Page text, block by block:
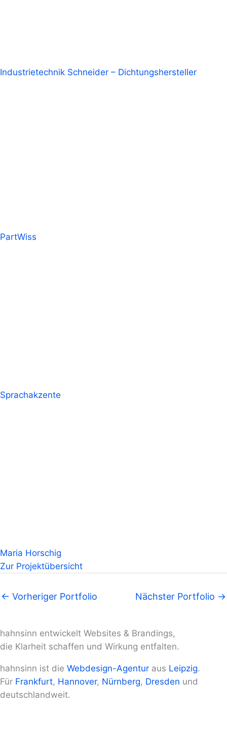
Industrietechnik Schneider – Dichtungshersteller
PartWiss
Sprachakzente
Maria Horschig
Zur Projektübersicht
← Vorheriger Portfolio Nächster Portfolio →
hahnsinn entwickelt Websites & Brandings,
die Klarheit schaffen und Wirkung entfalten.
hahnsinn ist die Webdesign-Agentur aus Leipzig.
Für Frankfurt, Hannover, Nürnberg, Dresden und
deutschlandweit.